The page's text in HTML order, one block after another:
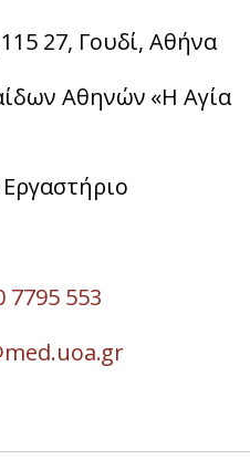
27, Γουδί, Αθήνα
Αθηνών «Η Αγία
7795 553